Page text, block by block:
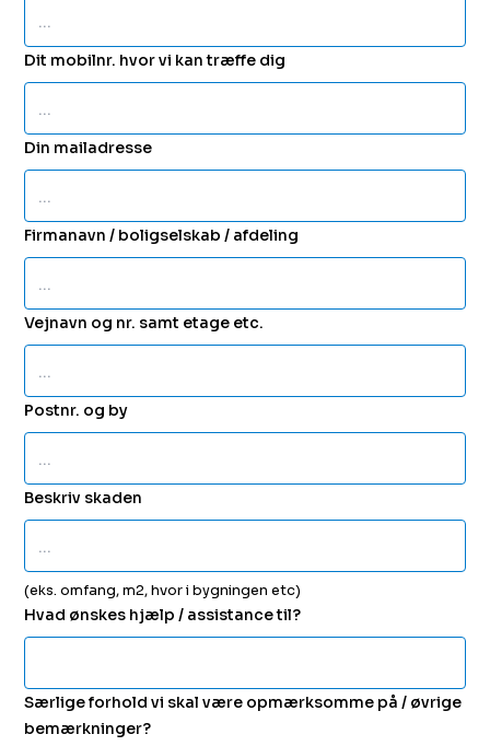
Dit mobilnr. hvor vi kan træffe dig
Din mailadresse
Firmanavn / boligselskab / afdeling
Vejnavn og nr. samt etage etc.
Postnr. og by
Beskriv skaden
(eks. omfang, m2, hvor i bygningen etc)
Hvad ønskes hjælp / assistance til?
Særlige forhold vi skal være opmærksomme på / øvrige
bemærkninger?